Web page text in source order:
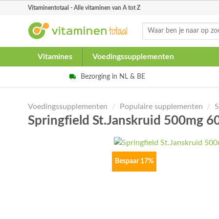
Vitaminentotaal - Alle vitaminen van A tot Z
Zoeken
Vitamines Voedingssupplementen
Bezorging in NL & BE
Voedingssupplementen / Populaire supplementen /
Springfield St.Janskruid 500mg
Bespaar 17%